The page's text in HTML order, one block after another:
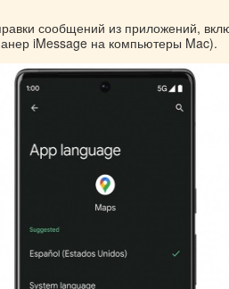
сообщений из приложений,
iMessage на компьютеры Mac).